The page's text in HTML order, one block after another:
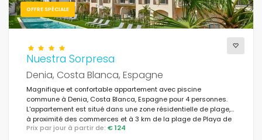
OFFRE SPÉCIALE
Nuestra Sorpresa
Denia, Costa Blanca, Espagne
Magnifique et confortable appartement avec piscine
commune à Denia, Costa Blanca, Espagne pour 4 personnes.
L'appartement est situé dans une zone résidentielle de plage,
à proximité des commerces et à 3 km de la plage de Playa de
la Marineta.
Prix par jour à partir de: € 124